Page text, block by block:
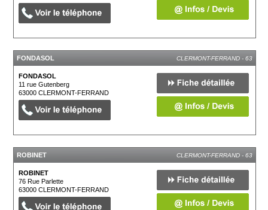
FONDASOL CLERMONT-FERRAND - 63
FONDASOL
11 rue Gutenberg
63000CLERMONT-FERRAND
ROBINET CLERMONT-FERRAND - 63
ROBINET
76 Rue Parlette
63000CLERMONT-FERRAND